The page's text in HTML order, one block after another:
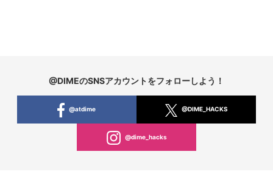
@DIMEのSNSアカウントをフォローしよう！
@atdime @DIME_HACKS
@dime_hacks